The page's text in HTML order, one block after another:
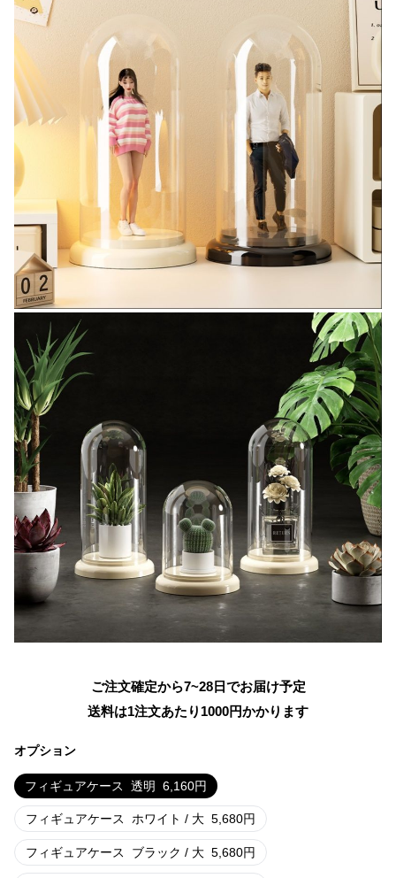
ご注文確定から7~28日でお届け予定
送料は1注文あたり 1000円かかります
オプション
フィギュアケース 透明 6,160円
フィギュアケース ホワイト / 大 5,680円
フィギュアケース ブラック / 大 5,680円